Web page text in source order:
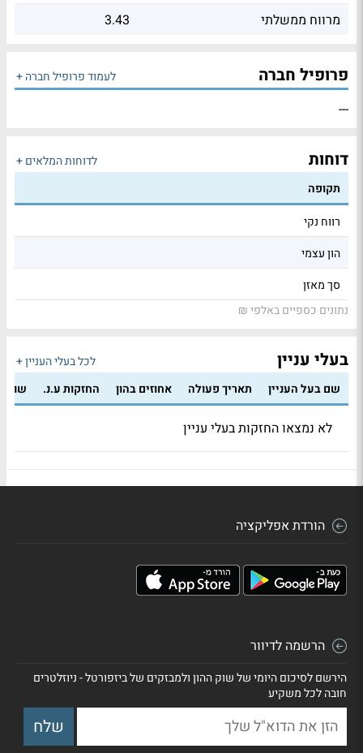
מרווח ממשלתי
3.43
פרופיל חברה לעמוד פרופיל חברה +
---
דוחות
לדוחות המלאים +
תקופה
רווח נקי
הון עצמי
סך מאזן
נתונים כספיים באלפי ₪
בעלי עניין
לכל בעלי העניין +
שם בעל העניין
תאריך פעולה אחוזים בהון החזקות ע.נ.
לא נמצאו החזקות בעלי עניין
הורדת אפליקציה
הרשמה לדיוור
הירשם לסיכום היומי של שוק ההון ולמבזקים של ביזפורטל - ניוזלטרים
חובה לכל משקיע